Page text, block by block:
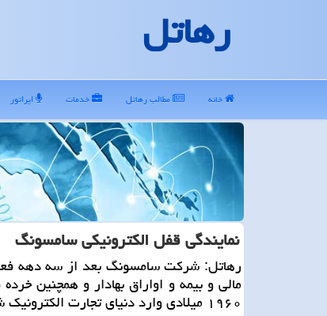
رهاتل
خانه مطالب رهاتل خدمات اپراتور
نمایندگی قفل الكترونیكی سامسونگ
رهاتل: شركت سامسونگ بعد از سه دهه
مالی و بیمه و اواراق بهادار و همچنین
۱۹۶۰ میلادی وارد دنیای تجارت الكترونیك شد.